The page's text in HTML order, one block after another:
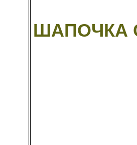
ШАПОЧКА